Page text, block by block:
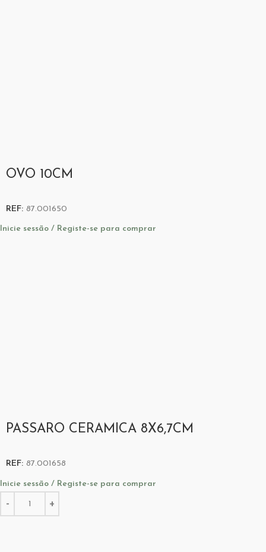
OVO 10CM
REF: 87.001650
Inicie sessão / Registe-se para comprar
PASSARO CERAMICA 8X6,7CM
REF: 87.001658
Inicie sessão / Registe-se para comprar